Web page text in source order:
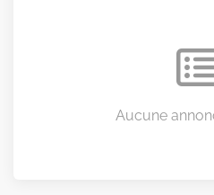
Aucune